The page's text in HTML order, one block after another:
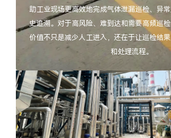
助工业现场更高效地完成气体泄漏巡检、异
史追溯。对于高风险、难到达和需要高频巡
价值不只是减少人工进入，还在于让巡检结
和处理流程。